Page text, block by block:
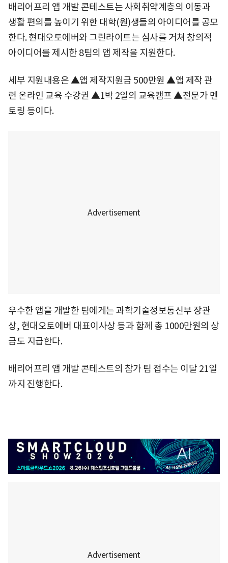
배리어프리 앱 개발 콘테스트는 사회취약계층의 이동과
생활 편의를 높이기 위한 대학(원)생들의 아이디어를 공모
한다. 현대오토에버와 그린라이트는 심사를 거쳐 창의적
아이디어를 제시한 8팀의 앱 제작을 지원한다.
세부 지원내용은 ▲앱 제작지원금 500만원 ▲앱 제작 관
련 온라인 교육 수강권 ▲1박 2일의 교육캠프 ▲전문가 멘
토링 등이다.
우수한 앱을 개발한 팀에게는 과학기술정보통신부 장관
상, 현대오토에버 대표이사상 등과 함께 총 1000만원의 상
금도 지급한다.
배리어프리 앱 개발 콘테스트의 참가 팀 접수는 이달 21일
까지 진행한다.